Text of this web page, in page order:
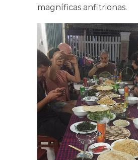
magníficas anfitrionas.